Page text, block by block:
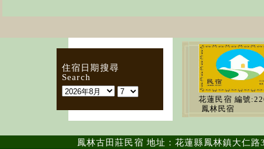
住宿日期搜尋
Search
花蓮民宿 編號
鳳林民宿
鳳林古田莊民宿 地址：花蓮縣鳳林鎮大仁